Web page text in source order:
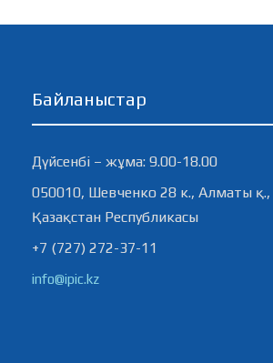
Байланыстар
Дүйсенбі – жұма: 9.00-18.00
050010, Шевченко 28 к., Алматы қ.,
Қазақстан Республикасы
+7 (727) 272-37-11
info@ipic.kz